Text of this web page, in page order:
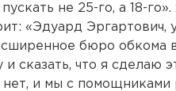
не 25-го, а 18-
«Эдуард Эргартович,
бюро
и сказать, что я сделаю
нет, и мы с помощниками